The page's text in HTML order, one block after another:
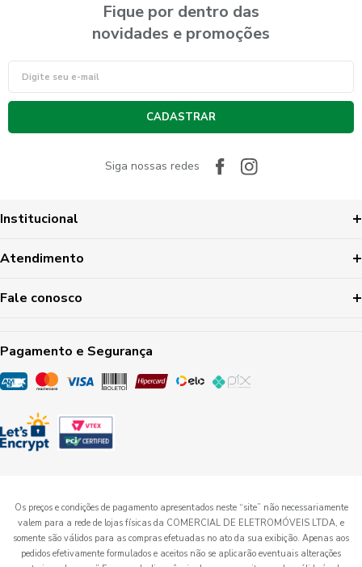
Fique por dentro das
novidades e promoções
CADASTRAR
Siga nossas redes
Institucional
Atendimento
Fale conosco
Pagamento e Segurança
Os preços e condições de pagamento apresentados neste “site” não necessariamente
valem para a rede de lojas físicas da COMERCIAL DE ELETROMÓVEIS LTDA, e
somente são válidos para as compras efetuadas no ato da sua exibição. Apenas aos
pedidos efetivamente formulados e aceitos não se aplicarão eventuais alterações